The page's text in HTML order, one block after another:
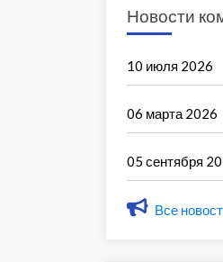
Новости
10 июля 2026
06 марта 2026
05 сентября
Все